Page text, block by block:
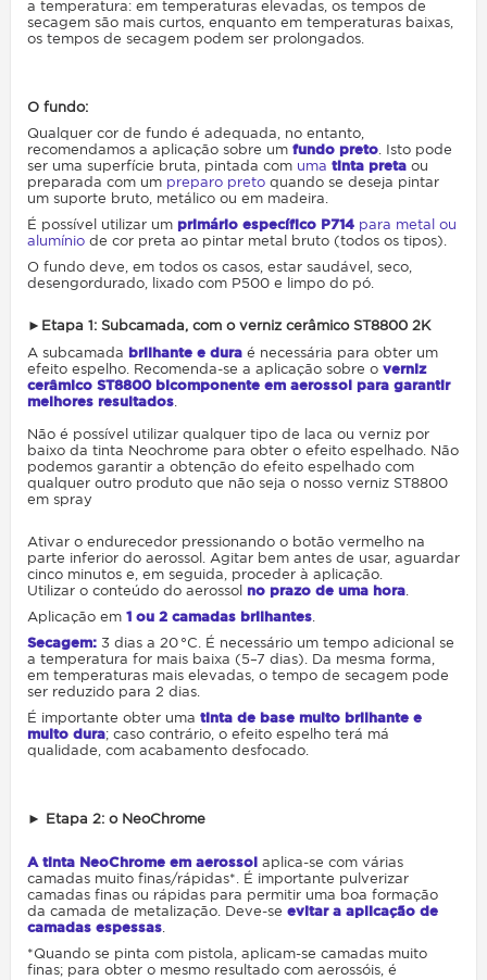
a temperatura: em temperaturas elevadas, os tempos de
secagem são mais curtos, enquanto em temperaturas baixas,
os tempos de secagem podem ser prolongados
O fundo:
Qualquer cor de fundo é adequada, no entanto,
recomendamos a aplicação sobre um fundo preto . Isto pode
ser uma superfície bruta, pintada com uma tinta preta ou
preparada com um preparo preto quando se deseja pintar
um suporte bruto, metálico ou em madeira.
É possível utilizar um primário específico P714 para metal ou
alumínio de cor preta ao pintar metal bruto (todos os tipos).
O fundo deve, em todos os casos, estar saudável, seco,
desengordurado, lixado com P500 e limpo do pó.
► Etapa 1: Subcamada, com o verniz cerâmico ST8800 2K
A subcamada brilhante e dura é necessária para obter um
efeito espelho. Recomenda-se a aplicação sobre o verniz
cerâmico ST8800 bicomponente em aerossol para garantir
melhores resultados
Não é possível utilizar qualquer tipo de laca ou verniz por
baixo da tinta Neochrome para obter o efeito espelhado. Não
podemos garantir a obtenção do efeito espelhado com
qualquer outro produto que não seja o nosso verniz ST8800
em spray
Ativar o endurecedor pressionando o botão vermelho na
parte inferior do aerossol. Agitar bem antes de usar, aguardar
cinco minutos e, em seguida, proceder à aplicação.
Utilizar o conteúdo do aerossol no prazo de uma hora
Aplicação em 1 ou 2 camadas brilhantes
Secagem: 3 dias a 20 °C. É necessário um tempo adicional se
a temperatura for mais baixa (5–7 dias). Da mesma forma,
em temperaturas mais elevadas, o tempo de secagem pode
ser reduzido para 2 dias.
É importante obter uma tinta de base muito brilhante e
muito dura; caso contrário, o efeito espelho terá má
qualidade, com acabamento desfocado.
► Etapa 2: o NeoChrome
A tinta NeoChrome em aerossol aplica-se com várias
camadas muito finas/rápidas*. É importante pulverizar
camadas finas ou rápidas para permitir uma boa formação
da camada de metalização. Deve-se evitar a aplicação de
camadas espessas
*Quando se pinta com pistola, aplicam-se camadas muito
finas; para obter o mesmo resultado com aerossóis, é